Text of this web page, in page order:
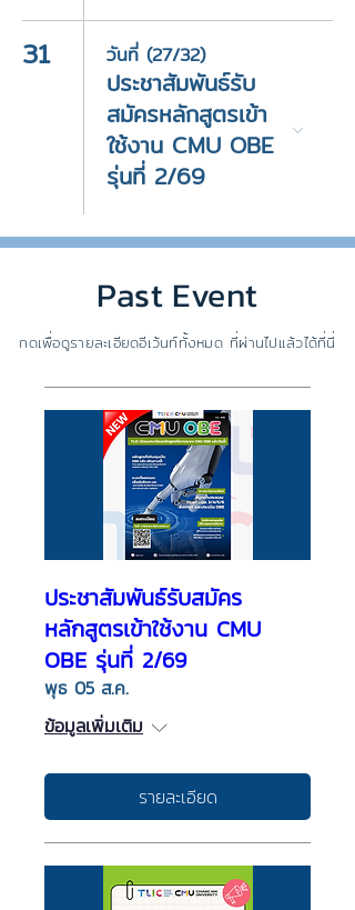
31 วันที่ (27/32)
ประชาสัมพันธ์รับ
สมัครหลักสูตรเข้า
ใช้งาน CMU OBE
รุ่นที่ 2/69
Past Event
กดเพื่อดูรายละเอียดอีเว้นท์ทั้งหมด ที่ผ่านไปแล้วได้ที่นี่
ประชาสัมพันธ์รับสมัคร
หลักสูตรเข้าใช้งาน CMU
OBE รุ่นที่ 2/69
พุธ 05 ส.ค.
ข้อมูลเพิ่มเติม
รายละเอียด